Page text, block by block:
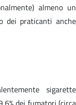
almeno un
dei praticanti anche
sigarette